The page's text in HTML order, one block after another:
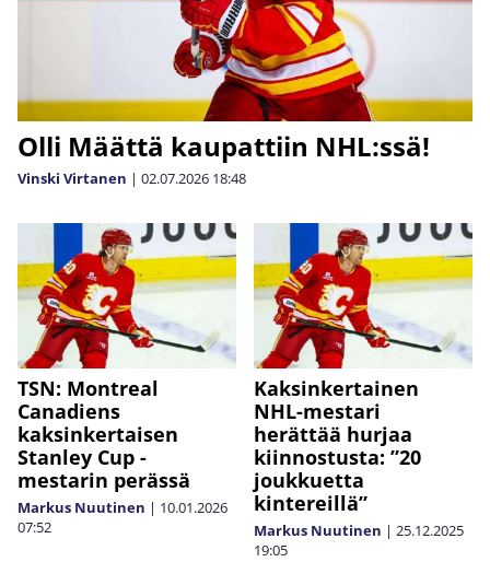
Olli Määttä kaupattiin NHL:ssä!
Vinski Virtanen | 02.07.2026 18:48
TSN: Montreal
Canadiens
kaksinkertaisen
Stanley Cup -
mestarin perässä
Markus Nuutinen | 10.01.2026
07:52
Kaksinkertainen
NHL-mestari
herättää hurjaa
kiinnostusta: ”20
joukkuetta
kintereillä”
Markus Nuutinen | 25.12.2025
19:05